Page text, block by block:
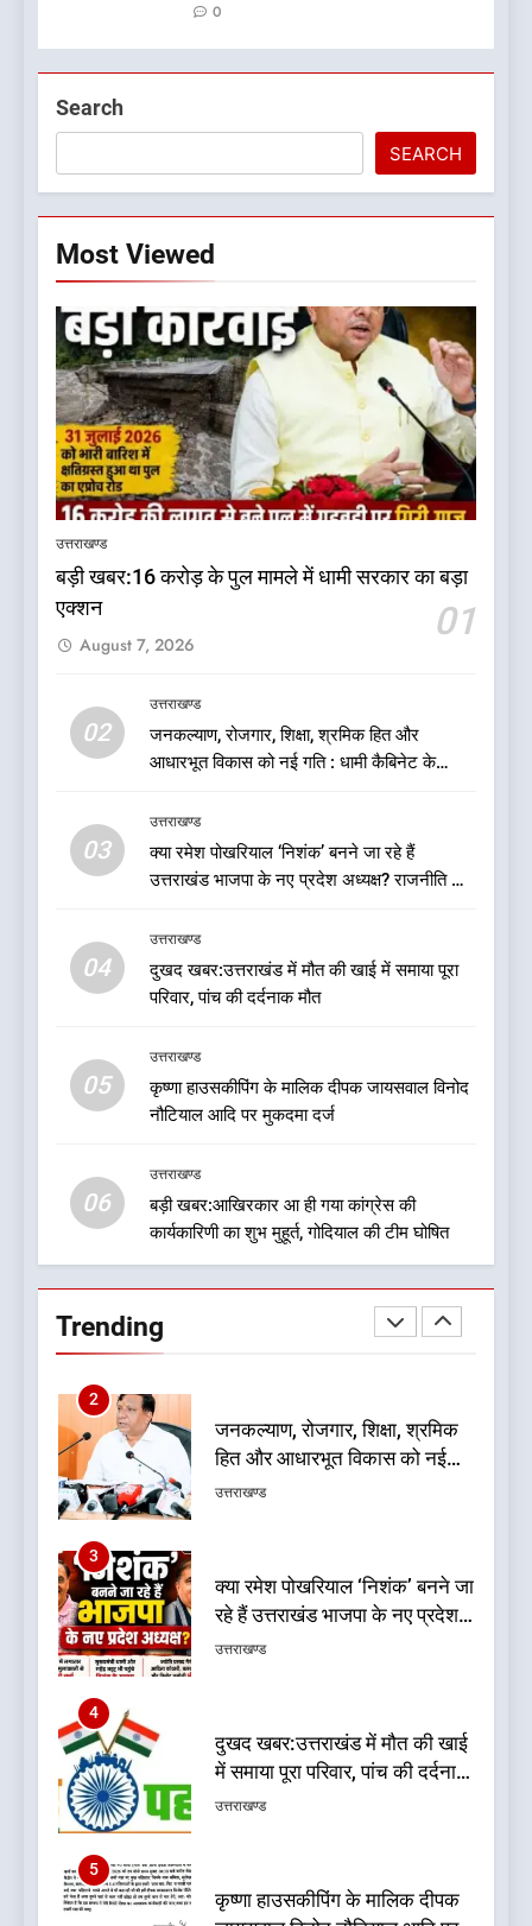
0
Search
SEARCH
Most Viewed
उत्तराखण्ड
बड़ी खबर:16 करोड़ के पुल मामले में धामी सरकार का बड़ा
एक्शन
01
August 7, 2026
02
उत्तराखण्ड
जनकल्याण, रोजगार, शिक्षा, श्रमिक हित और
आधारभूत विकास को नई गति : धामी कैबिनेट के
03
उत्तराखण्ड
क्या रमेश पोखरियाल ‘निशंक’ बनने जा रहे हैं
उत्तराखंड भाजपा के नए प्रदेश अध्यक्ष? राजनीति के
04
उत्तराखण्ड
दुखद खबर:उत्तराखंड में मौत की खाई में समाया पूरा
परिवार, पांच की दर्दनाक मौत
05
उत्तराखण्ड
कृष्णा हाउसकीपिंग के मालिक दीपक जायसवाल विनोद
नौटियाल आदि पर मुकदमा दर्ज
06
उत्तराखण्ड
बड़ी खबर:आखिरकार आ ही गया कांग्रेस की
कार्यकारिणी का शुभ मुहूर्त, गोदियाल की टीम घोषित
Trending
5
कृष्णा हाउसकीपिंग के मालिक दीपक
जायसवाल विनोद नौटियाल आदि पर
6
मुख्यमंत्री को भी मिली जिम्मेदारी
उत्तराखण्ड
देखें वीडियो:कांग्रेस का 2027 के
चुनाव जीतने पर फोकस पूरा, लेकिन
1
बड़ी खबर:16 करोड़ के पुल मामले में
हित और आधारभूत विकास को नई
गति : धामी कैबिनेट के ऐतिहासिक
3
क्या रमेश पोखरियाल ‘निशंक’ बनने जा
रहे हैं उत्तराखंड भाजपा के नए प्रदेश
अध्यक्ष? राजनीति के गलियारों में
उत्तराखण्ड
4
दुखद खबर:उत्तराखंड में मौत की खाई
में समाया पूरा परिवार, पांच की दर्दनाक
मौत
उत्तराखण्ड
5
कृष्णा हाउसकीपिंग के मालिक दीपक
जायसवाल विनोद नौटियाल आदि पर
मुकदमा दर्ज
उत्तराखण्ड
6
बड़ी खबर:आखिरकार आ ही गया